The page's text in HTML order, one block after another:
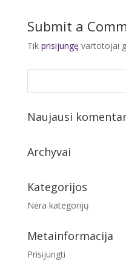
Submit a
Tik prisijungę vartotojai
Naujausi
Archyvai
Kategorijos
Nėra kategorijų
Metainformacija
Prisijungti